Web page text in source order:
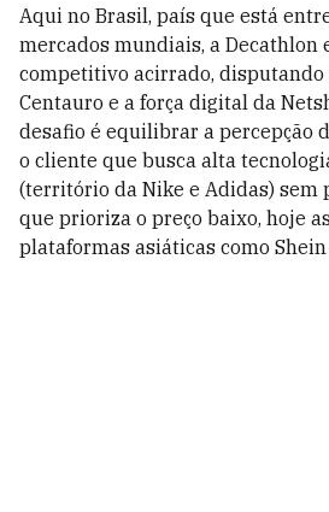
Aqui no Brasil, país que está
mercados mundiais, a Decathlon
competitivo acirrado, disputando
Centauro e a força digital da
desafio é equilibrar a percepção
o cliente que busca alta
(território da Nike e Adidas) sem
que prioriza o preço baixo, hoje
plataformas asiáticas como Shein